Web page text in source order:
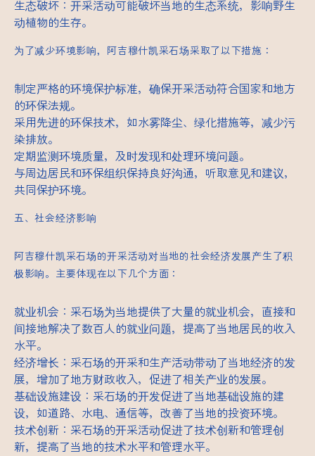
生态破坏：开采活动可能破坏当地的生态系统，影响野生
动植物的生存。
为了减少环境影响，阿吉穆什凯采石场采取了以下措施：
制定严格的环境保护标准，确保开采活动符合国家和地方
的环保法规。
采用先进的环保技术，如水雾降尘、绿化措施等，减少污
染排放。
定期监测环境质量，及时发现和处理环境问题。
与周边居民和环保组织保持良好沟通，听取意见和建议，
共同保护环境。
五、社会经济影响
阿吉穆什凯采石场的开采活动对当地的社会经济发展产生了积
极影响。主要体现在以下几个方面：
就业机会：采石场为当地提供了大量的就业机会，直接和
间接地解决了数百人的就业问题，提高了当地居民的收入
水平。
经济增长：采石场的开采和生产活动带动了当地经济的发
展，增加了地方财政收入，促进了相关产业的发展。
基础设施建设：采石场的开发促进了当地基础设施的建
设，如道路、水电、通信等，改善了当地的投资环境。
技术创新：采石场的开采活动促进了技术创新和管理创
新，提高了当地的技术水平和管理水平。